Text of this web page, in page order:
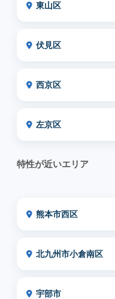
東山区
伏見区
西京区
左京区
特性が近いエリア
熊本市西区
北九州市小倉南区
宇部市